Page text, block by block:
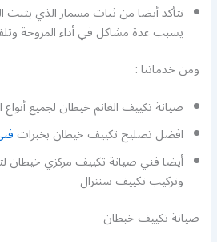
نتأكد أيضا من ثبات مسمار الذي يثبت
يسبب عدة مشاكل في أداء المروحة
ومن خدماتنا :
صيانة تكييف الغانم خيطان لجميع أنواع
افضل تصليح تكييف خيطان بخبرات
أيضا فني صيانة تكييف مركزي خيطان
وتركيب تكييف سنترال
صيانة تكييف خيطان